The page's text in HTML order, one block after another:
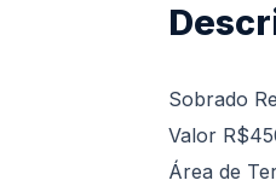
Sobrado
Valor
Área de